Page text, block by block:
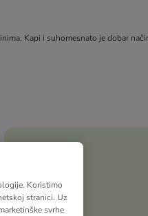
Kapi i suhomesnato je dobar
Koristimo
stranici. Uz
svrhe